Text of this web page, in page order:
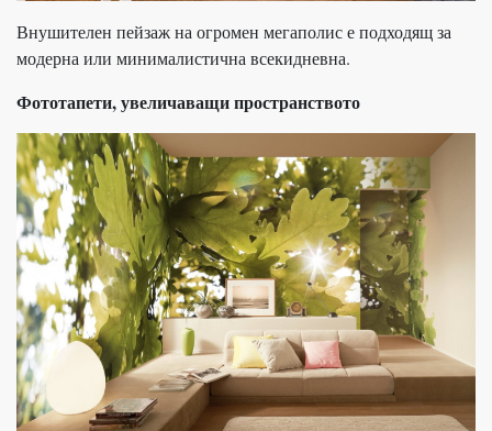
Внушителен пейзаж на огромен мегаполис е подходящ за
модерна или минималистична всекидневна.
Фототапети, увеличаващи пространството